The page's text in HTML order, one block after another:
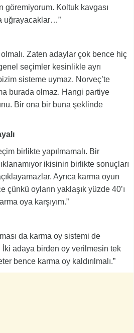
göremiyorum. Koltuk kavgası
uğrayacaklar…”
Zaten adaylar çok bence hiç
seçimler kesinlikle ayrı
sisteme uymaz. Norveç’te
burada olmaz. Hangi partiye
Bir ona bir buna şeklinde
birlikte yapılmamalı. Bir
ikisinin birlikte sonuçları
Ayrıca karma oyun
çünkü oyların yaklaşık yüzde 40’ı
oya karşıyım.”
da karma oy sistemi de
İki adaya birden oy verilmesin tek
bence karma oy kaldırılmalı.”